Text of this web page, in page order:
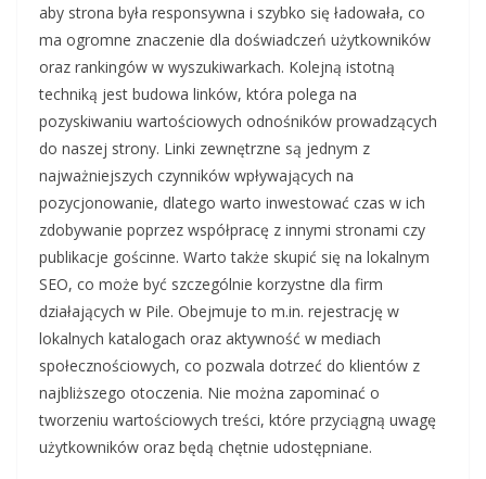
aby strona była responsywna i szybko się ładowała, co
ma ogromne znaczenie dla doświadczeń użytkowników
oraz rankingów w wyszukiwarkach. Kolejną istotną
techniką jest budowa linków, która polega na
pozyskiwaniu wartościowych odnośników prowadzących
do naszej strony. Linki zewnętrzne są jednym z
najważniejszych czynników wpływających na
pozycjonowanie, dlatego warto inwestować czas w ich
zdobywanie poprzez współpracę z innymi stronami czy
publikacje gościnne. Warto także skupić się na lokalnym
SEO, co może być szczególnie korzystne dla firm
działających w Pile. Obejmuje to m.in. rejestrację w
lokalnych katalogach oraz aktywność w mediach
społecznościowych, co pozwala dotrzeć do klientów z
najbliższego otoczenia. Nie można zapominać o
tworzeniu wartościowych treści, które przyciągną uwagę
użytkowników oraz będą chętnie udostępniane.